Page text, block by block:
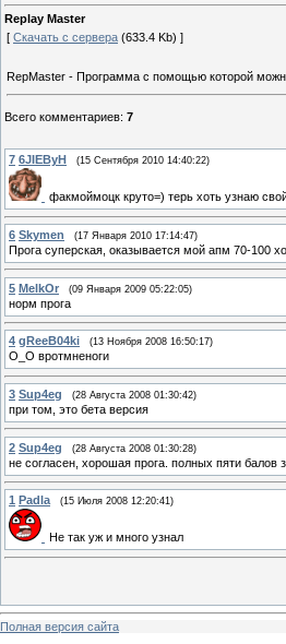
Replay Master
[ Скачать с сервера (633.4 Kb) ]
RepMaster - Программа с помощью которой
Всего комментариев: 7
7 6JIEByH (15 Сентября 2010 14:40:22)
факмоймоцк круто=) терь хоть узнаю
6 Skymen (17 Января 2010 17:14:47)
Прога суперская, оказывается мой апм 70-100
5 MelkOr (09 Января 2009 05:22:05)
норм прога
4 gReeB04ki (13 Ноября 2008 16:50:17)
О_О вротмненоги
3 Sup4eg (28 Августа 2008 01:30:42)
при том, это бета версия
2 Sup4eg (28 Августа 2008 01:30:28)
не согласен, хорошая прога. полных пяти балов
1 Padla (15 Июля 2008 12:20:41)
Не так уж и много узнал
Полная версия сайта